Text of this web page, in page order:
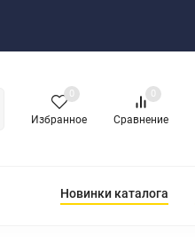
Избранное
0
Сравнение
0
Новинки каталога